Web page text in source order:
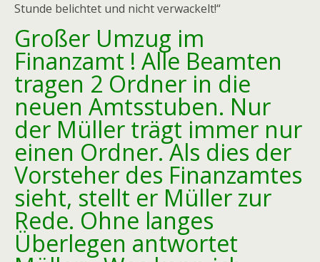
Stunde belichtet und nicht verwackelt!“
Großer Umzug im
Finanzamt ! Alle Beamten
tragen 2 Ordner in die
neuen Amtsstuben. Nur
der Müller trägt immer nur
einen Ordner. Als dies der
Vorsteher des Finanzamtes
sieht, stellt er Müller zur
Rede. Ohne langes
Überlegen antwortet